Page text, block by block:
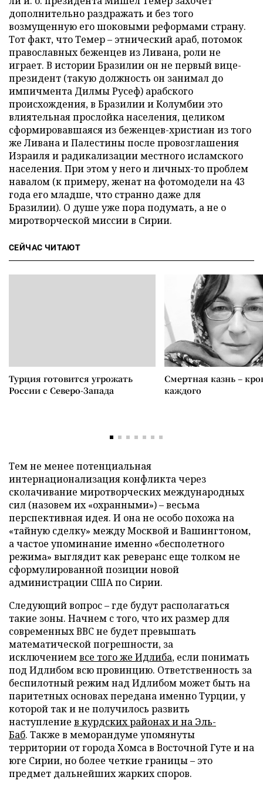
дополнительно раздражать и без того
возмущенную его шоковыми реформами страну.
Тот факт, что Темер – этнический араб, потомок
православных беженцев из Ливана, роли не
играет. В истории Бразилии он не первый вице-
президент (такую должность он занимал до
импичмента Дилмы Русеф) арабского
происхождения, в Бразилии и Колумбии это
влиятельная прослойка населения, целиком
сформировавшаяся из беженцев-христиан из того
же Ливана и Палестины после провозглашения
Израиля и радикализации местного исламского
населения. При этом у него и личных-то проблем
навалом (к примеру, женат на фотомодели на 43
года его младше, что странно даже для
Бразилии). О душе уже пора подумать, а не о
миротворческой миссии в Сирии.
СЕЙЧАС ЧИТАЮТ
Турция готовится угрожать
России с Северо-Запада
Смертная казнь –
каждого
Тем не менее потенциальная
интернационализация конфликта через
сколачивание миротворческих международных
сил (назовем их «охранными») – весьма
перспективная идея. И она не особо похожа на
«тайную сделку» между Москвой и Вашингтоном,
а частое упоминание именно «бесполетного
режима» выглядит как реверанс еще толком не
сформулированной позиции новой
администрации США по Сирии.
Следующий вопрос – где будут располагаться
такие зоны. Начнем с того, что их размер для
современных ВВС не будет превышать
математической погрешности, за
исключениемвсе того же Идлиба, если понимать
под Идлибом всю провинцию. Ответственность за
беспилотный режим над Идлибом может быть на
паритетных основах передана именно Турции, у
которой так и не получилось развить
наступление в курдских районах и на Эль-
Баб. Также в меморандуме упомянуты
территории от города Хомса в Восточной Гуте и на
юге Сирии, но более четкие границы – это
предмет дальнейших жарких споров.